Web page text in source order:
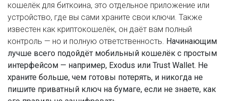
кошелёк для биткоина, это отдельное приложение или
устройство, где вы сами храните свои ключи. Также
известен как криптокошелёк, он даёт вам полный
контроль — но и полную ответственность. Начинающим
лучше всего подойдёт мобильный кошелёк с простым
интерфейсом — например, Exodus или Trust Wallet. Не
храните больше, чем готовы потерять, и никогда не
пишите приватный ключ на бумаге, если не знаете, как